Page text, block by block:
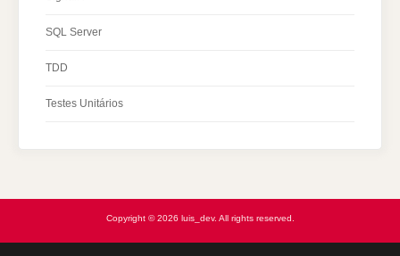
SQL Server
TDD
Testes Unitários
Copyright © 2026 luis_dev. All rights reserved.